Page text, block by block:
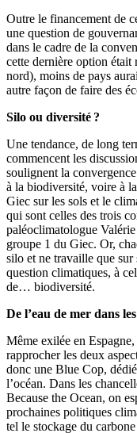
Outre le financement de
une question de
dans le cadre de la
cette dernière option était
nord), moins de pays
autre façon de faire des
Silo ou diversité ?
Une tendance, de long
commencent les
soulignent la
à la biodiversité, voire à
Giec sur les sols et le
qui sont celles des trois
paléoclimatologue
groupe 1 du Giec. Or,
silo et ne travaille que
question climatiques, à
de… biodiversité.
De l’eau de mer dans
Même exilée en
rapprocher les deux
donc une Blue Cop,
l’océan. Dans les
Because the Ocean, on
prochaines politiques
tel le stockage du